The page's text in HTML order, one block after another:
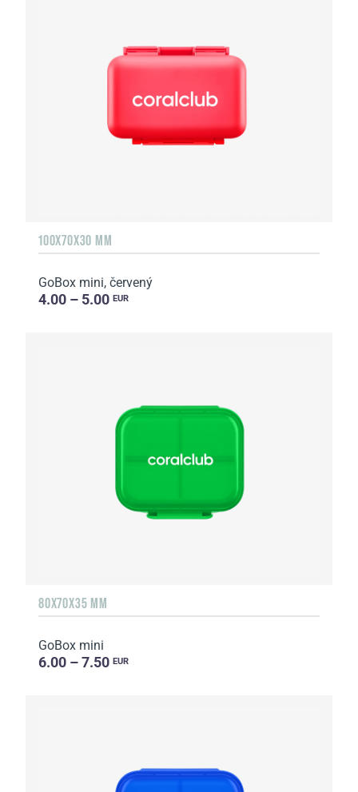
100X70X30 MM
GoBox mini, červený
4.00 – 5.00 EUR
80X70X35 MM
GoBox mini
6.00 – 7.50 EUR